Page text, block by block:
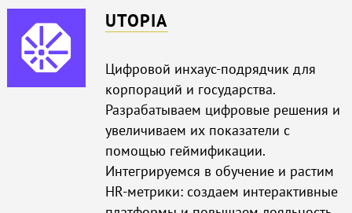
UTOPIA
Цифровой инхаус-подрядчик для
корпораций и государства.
Разрабатываем цифровые решения и
увеличиваем их показатели с
помощью геймификации.
Интегрируемся в обучение и растим
HR-метрики: создаем интерактивные